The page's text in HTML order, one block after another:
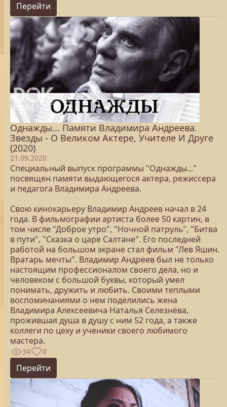
Перейти
Однажды... Памяти Владимира Андреева.
Звезды - О Великом Актере, Учителе И Друге
(2020)
21.09.2020
Специальный выпуск программы "Однажды..."
посвящен памяти выдающегося актера, режиссера
и педагога Владимира Андреева.
Свою кинокарьеру Владимир Андреев начал в 24
года. В фильмографии артиста более 50 картин, в
том числе "Доброе утро", "Ночной патруль", "Битва
в пути", "Сказка о царе Салтане". Его последней
работой на большом экране стал фильм "Лев Яшин.
Вратарь мечты". Владимир Андреев был не только
настоящим профессионалом своего дела, но и
человеком с большой буквы, который умел
понимать, дружить и любить. Своими теплыми
воспоминаниями о нем поделились жена
Владимира Алексеевича Наталья Селезнёва,
прожившая душа в душу с ним 52 года, а также
коллеги по цеху и ученики своего любимого
мастера.
34 0
Перейти